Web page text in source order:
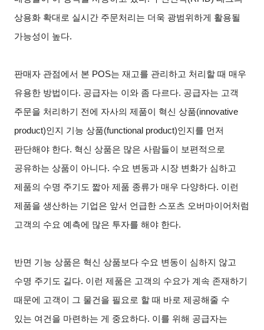
상용화 확대로 실시간 주문처리는 더욱 광범위하게 활용될
가능성이 높다.
판매자 관점에서 본 POS는 재고를 관리하고 처리할 때 매우
유용한 방법이다. 공급자는 이와 좀 다르다. 공급자는 고객
주문을 처리하기 전에 자사의 제품이 혁신 상품(innovative
product)인지 기능 상품(functional product)인지를 먼저
판단해야 한다. 혁신 상품은 많은 사람들이 보편적으로
공유하는 상품이 아니다. 수요 변동과 시장 변화가 심하고
제품의 수명 주기도 짧아 제품 종류가 매우 다양하다. 이런
제품을 생산하는 기업은 앞서 언급한 스포츠 오버마이어처럼
고객의 수요 예측에 많은 투자를 해야 한다.
반면 기능 상품은 혁신 상품보다 수요 변동이 심하지 않고
수명 주기도 길다. 이런 제품은 고객의 수요가 계속 존재하기
때문에 고객이 그 물건을 필요로 할 때 바로 제공해줄 수
있는 여건을 마련하는 게 중요하다. 이를 위해 공급자는